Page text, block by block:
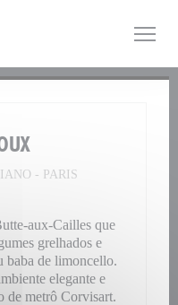
- PARIS
aux-Cailles que
grelhados e
baba de limoncello.
elegante e
de metrô Corvisart.